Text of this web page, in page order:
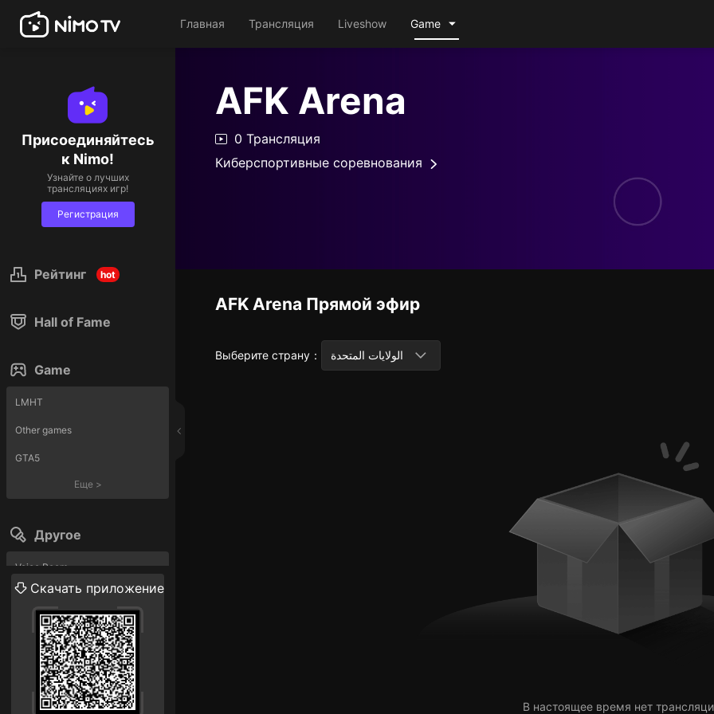
Главная Трансляция Liveshow Game
Присоединяйтесь
к Nimo!
Узнайте о лучших
трансляциях игр!
Регистрация
Рейтинг hot
Hall of Fame
Game
LMHT
Other games
GTA5
Еще>
Другое
Voice Room
Прямая трансляция
Еще>
Скачать приложение
AFK Arena
0 Трансляция
Киберспортивные соревнования
AFK Arena Прямой эфир
Выберите страну ： الولايات المتحدة
В настоящее время нет